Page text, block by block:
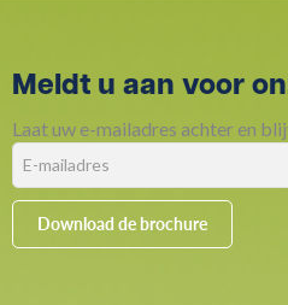
Meldt u aan voor
Laat uw e-mailadres achter en
Download de brochure